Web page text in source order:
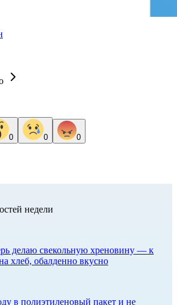
0 0 0
недели
делаю свекольную хреновину — к
хлеб, обалденно вкусно
в полиэтиленовый пакет и не